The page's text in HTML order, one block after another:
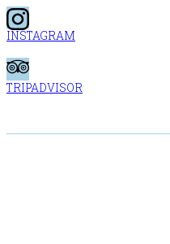
INSTAGRAM
TRIPADVISOR